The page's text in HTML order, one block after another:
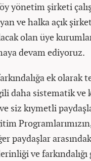
yönetim şirketi
ve halka açık
olan üye
devam ediyoruz.
ek
daha sistematik ve
siz kıymetli
paydaşlar
ve